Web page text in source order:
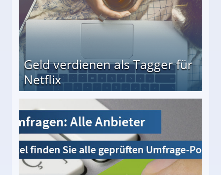
Geld verdienen als Tagger für
Netflix